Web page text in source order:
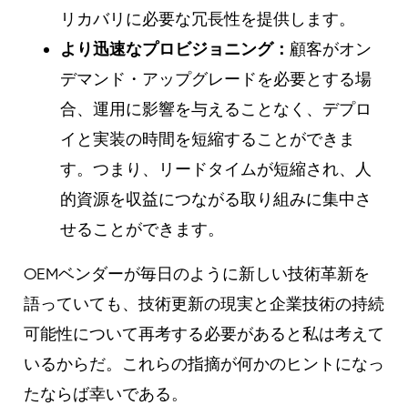
リカバリに必要な冗長性を提供します。
より迅速なプロビジョニング： 顧客がオン
デマンド・アップグレードを必要とする場
合、運用に影響を与えることなく、デプロ
イと実装の時間を短縮することができま
す。つまり、リードタイムが短縮され、人
的資源を収益につながる取り組みに集中さ
せることができます。
OEMベンダーが毎日のように新しい技術革新を
語っていても、技術更新の現実と企業技術の持続
可能性について再考する必要があると私は考えて
いるからだ。これらの指摘が何かのヒントになっ
たならば幸いである。